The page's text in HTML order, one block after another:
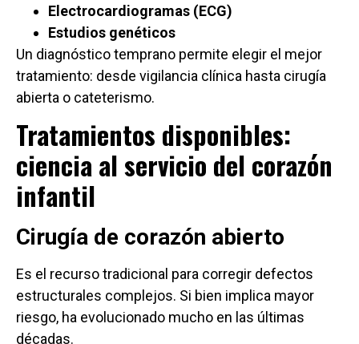
Electrocardiogramas (ECG)
Estudios genéticos
Un diagnóstico temprano permite elegir el mejor
tratamiento: desde vigilancia clínica hasta cirugía
abierta o cateterismo.
Tratamientos disponibles:
ciencia al servicio del corazón
infantil
Cirugía de corazón abierto
Es el recurso tradicional para corregir defectos
estructurales complejos. Si bien implica mayor
riesgo, ha evolucionado mucho en las últimas
décadas.